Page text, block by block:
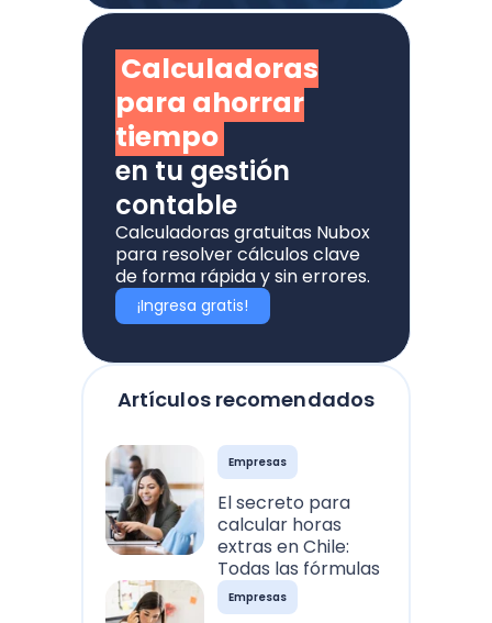
Artículos recomendados
Empresas
El secreto para
calcular horas
extras en Chile:
Todas las fórmulas
Empresas
Calculadoras
para ahorrar
tiempo
en tu gestión
contable
Calculadoras gratuitas Nubox
para resolver cálculos clave
de forma rápida y sin errores.
¡Ingresa gratis!